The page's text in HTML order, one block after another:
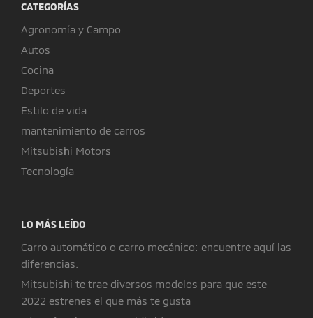
CATEGORÍAS
Agronomía y Campo
Autos
Cocina
Deportes
Estilo de vida
mantenimiento de carros
Mitsubishi Motors
Tecnología
LO MÁS LEÍDO
Carro automático o carro mecánico: encuentre aquí las
diferencias.
Mitsubishi te trae diversos modelos para que este
2022 estrenes el que más te gusta